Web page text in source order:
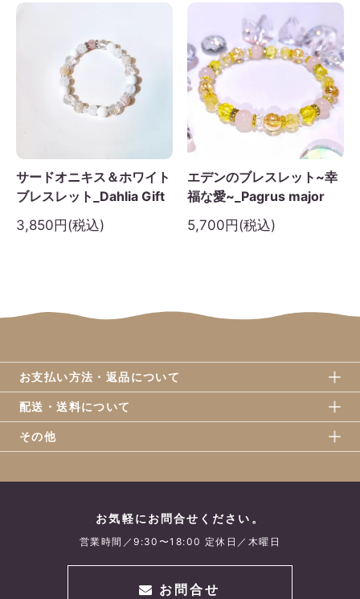
サードオニキス＆ホワイト
ブレスレット_Dahlia Gift
3,850円(税込)
エデンのブレスレット~幸
福な愛~_Pagrus major
5,700円(税込)
お支払い方法・返品について
配送・送料について
その他
お気軽にお問合せください。
営業時間／9:30〜18:00 定休日／木曜日
お問合せ